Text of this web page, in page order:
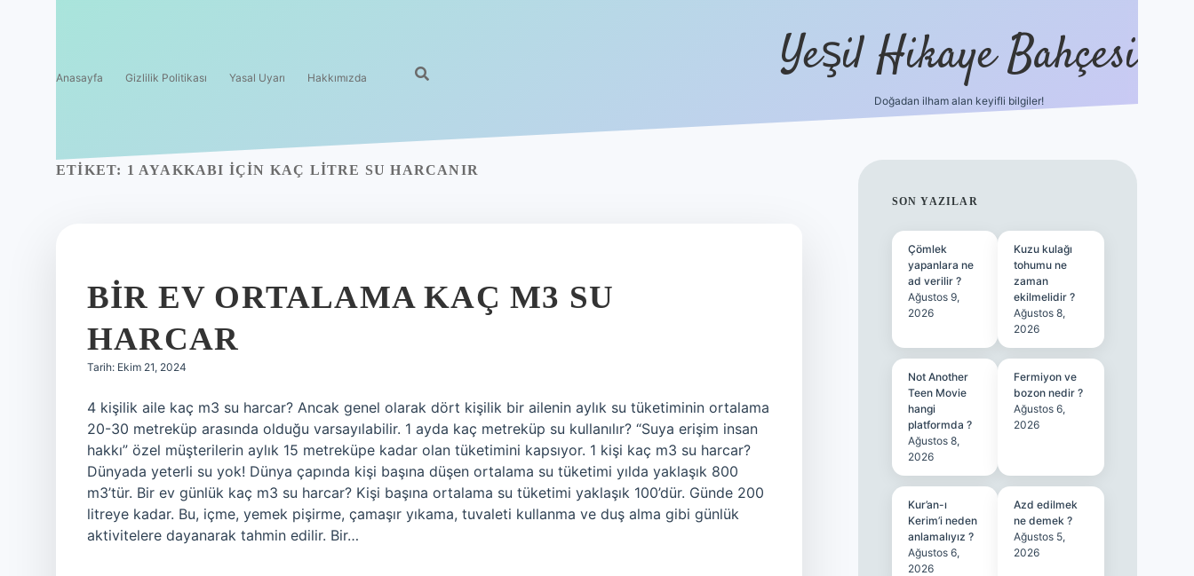
Anasayfa Gizlilik Politikası Yasal Uyarı Hakkımızda Yeşil Hikaye Bahçesi
Doğadan ilham alan keyifli bilgiler!
ETIKET: 1 AYAKKABI IÇIN KAÇ LITRE SU HARCANIR
BIR EV ORTALAMA KAÇ M3 SU
HARCAR
Tarih: Ekim 21, 2024
4 kişilik aile kaç m3 su harcar? Ancak genel olarak dört kişilik bir ailenin aylık su tüketiminin ortalama
20-30 metreküp arasında olduğu varsayılabilir. 1 ayda kaç metreküp su kullanılır? “Suya erişim insan
hakkı” özel müşterilerin aylık 15 metreküpe kadar olan tüketimini kapsıyor. 1 kişi kaç m3 su harcar?
Dünyada yeterli su yok! Dünya çapında kişi başına düşen ortalama su tüketimi yılda yaklaşık 800
m3’tür. Bir ev günlük kaç m3 su harcar? Kişi başına ortalama su tüketimi yaklaşık 100’dür. Günde 200
litreye kadar. Bu, içme, yemek pişirme, çamaşır yıkama, tuvaleti kullanma ve duş alma gibi günlük
aktivitelere dayanarak tahmin edilir. Bir…
SIDEBAR
SON YAZILAR
Çömlek
yapanlara ne
ad verilir ?
Ağustos 9,
2026
Kuzu kulağı
tohumu ne
zaman
ekilmelidir ?
Ağustos 8,
2026
Not Another
Teen Movie
hangi
platformda ?
Ağustos 8,
2026
Fermiyon ve
bozon nedir ?
Ağustos 6,
2026
Kur’an-ı
Kerim’i neden
anlamalıyız ?
Ağustos 6,
2026
Azd edilmek
ne demek ?
Ağustos 5,
2026
ilbet